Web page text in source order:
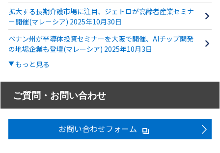
拡大する長期介護市場に注目、ジェトロが高齢者産業セミナ
ー開催(マレーシア) 2025年10月30日
ペナン州が半導体投資セミナーを大阪で開催、AIチップ開発
の地場企業も登壇(マレーシア) 2025年10月3日
もっと見る
ご質問・お問い合わせ
お問い合わせフォーム